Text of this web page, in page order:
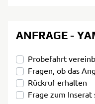
ANFRAGE -
Probefahrt
Fragen, ob das
Rückruf erhalten
Frage zum Inserat